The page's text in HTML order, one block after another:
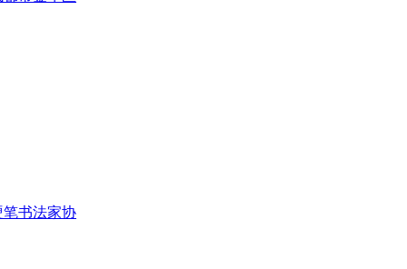
书法家协